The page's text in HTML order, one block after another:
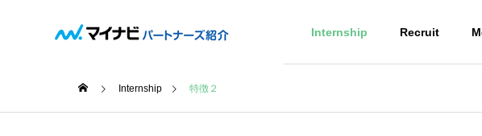
Internship Recruit
Internship 特徴２